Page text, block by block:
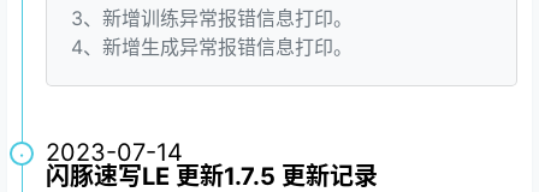
3、新增训练异常报错信息打印。
4、新增生成异常报错信息打印。
2023-07-14
·
闪豚速写LE 更新1.7.5 更新记录